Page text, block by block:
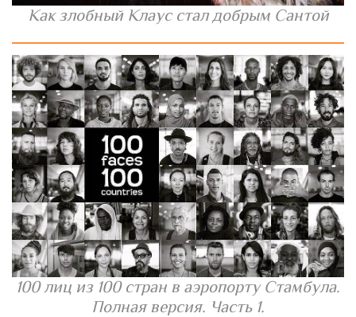
Как злобный Клаус стал добрым Сантой
100 лиц из 100 стран в аэропорту Стамбула.
Полная версия. Часть 1.